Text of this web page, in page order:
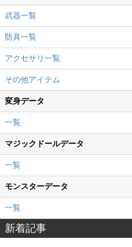
武器一覧
防具一覧
アクセサリ一覧
その他アイテム
変身データ
一覧
マジックドールデータ
一覧
モンスターデータ
一覧
新着記事